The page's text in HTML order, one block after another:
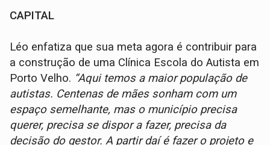
CAPITAL
Léo enfatiza que sua meta agora é contribuir para
a construção de uma Clínica Escola do Autista em
Porto Velho. “Aqui temos a maior população de
autistas. Centenas de mães sonham com um
espaço semelhante, mas o município precisa
querer, precisa se dispor a fazer, precisa da
decisão do gestor. A partir daí é fazer o projeto e